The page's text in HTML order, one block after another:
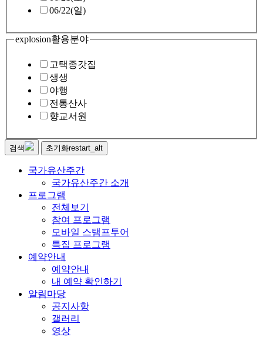
06/22(일)
explosion활용분야
고택종갓집
생생
야행
전통산사
향교서원
검색 초기화restart_alt
국가유산주간
국가유산주간 소개
프로그램
전체보기
참여 프로그램
모바일 스탬프투어
특집 프로그램
예약안내
예약안내
내 예약 확인하기
알림마당
공지사항
갤러리
영상